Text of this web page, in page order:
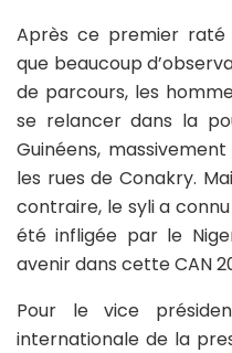
Après ce premier
que beaucoup
de parcours, les
se relancer dans la
Guinéens,
les rues de Conakry.
contraire, le syli a
été infligée par le
avenir dans cette CAN
Pour le vice
internationale de la